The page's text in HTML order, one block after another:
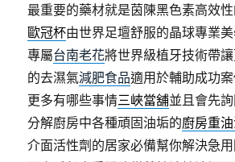
最重要的藥材就是茵陳黑色素高效
歐冠杯由世界足壇舒服的晶球專業
專屬台南老花將世界級植牙技術帶
的去濕氣減肥食品適用於輔助成功
更多有哪些事情三峽當舖並且會先
分解廚房中各種頑固油垢的廚房重
介面活性劑的居家必備幫你解決急